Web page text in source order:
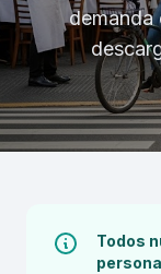
demanda
Todos